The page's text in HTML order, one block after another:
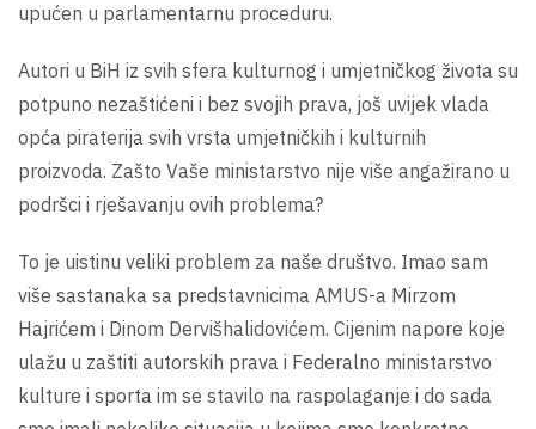
upućen u parlamentarnu proceduru.
Autori u BiH iz svih sfera kulturnog i umjetničkog života su
potpuno nezaštićeni i bez svojih prava, još uvijek vlada
opća piraterija svih vrsta umjetničkih i kulturnih
proizvoda. Zašto Vaše ministarstvo nije više angažirano u
podršci i rješavanju ovih problema?
To je uistinu veliki problem za naše društvo. Imao sam
više sastanaka sa predstavnicima AMUS-a Mirzom
Hajrićem i Dinom Dervišhalidovićem. Cijenim napore koje
ulažu u zaštiti autorskih prava i Federalno ministarstvo
kulture i sporta im se stavilo na raspolaganje i do sada